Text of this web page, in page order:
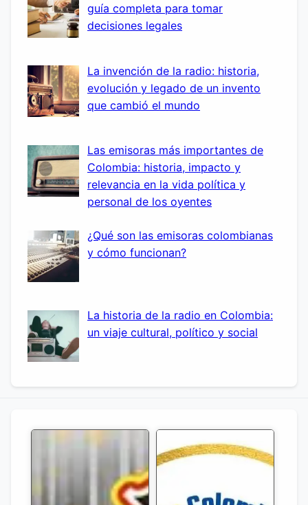
guía completa para tomar
decisiones legales
La invención de la radio: historia,
evolución y legado de un invento
que cambió el mundo
Las emisoras más importantes de
Colombia: historia, impacto y
relevancia en la vida política y
personal de los oyentes
¿Qué son las emisoras colombianas
y cómo funcionan?
La historia de la radio en Colombia:
un viaje cultural, político y social